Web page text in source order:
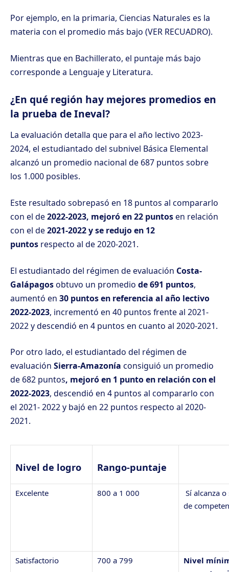
Por ejemplo, en la primaria, Ciencias Naturales es la
materia con el promedio más bajo (VER RECUADRO).
Mientras que en Bachillerato, el puntaje más bajo
corresponde a Lenguaje y Literatura.
¿En qué región hay mejores promedios en
la prueba de Ineval?
La evaluación detalla que para el año lectivo 2023-
2024, el estudiantado del subnivel Básica Elemental
alcanzó un promedio nacional de 687 puntos sobre
los 1.000 posibles.
Este resultado sobrepasó en 18 puntos al compararlo
con el de2022-2023, mejoró en 22 puntosen relación
con el de2021-2022 y se redujo en 12
puntos respecto al de 2020-2021.
El estudiantado del régimen de evaluación Costa-
Galápagosobtuvo un promedio de 691 puntos,
aumentó en 30 puntos en referencia al año lectivo
2022-2023, incrementó en 40 puntos frente al 2021-
2022 y descendió en 4 puntos en cuanto al 2020-2021.
Por otro lado, el estudiantado del régimen de
evaluación Sierra-Amazonía consiguió un promedio
de 682 puntos, mejoró en 1 punto en relación con el
2022-2023, descendió en 4 puntos al compararlo con
el 2021- 2022 y bajó en 22 puntos respecto al 2020-
2021.
Nivel de logro Rango-puntaje
Excelente 800 a 1 000
Sí alcanza
de
Satisfactorio 700 a 799
Nivel